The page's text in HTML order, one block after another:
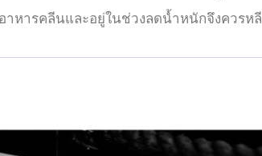
ารคลีนและอยู่ในช่วงลดน้ำหนักจึงควรหลี